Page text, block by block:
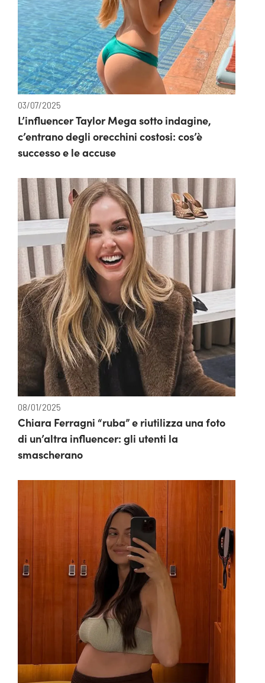
03/07/2025
L’influencer Taylor Mega sotto indagine,
c’entrano degli orecchini costosi: cos’è
successo e le accuse
08/01/2025
Chiara Ferragni “ruba” e riutilizza una foto
di un’altra influencer: gli utenti la
smascherano